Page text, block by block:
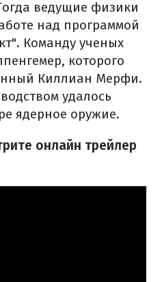
ведущие физики
над программой
Команду ученых
которого
Киллиан Мерфи.
удалось
ядерное оружие.
онлайн трейлер